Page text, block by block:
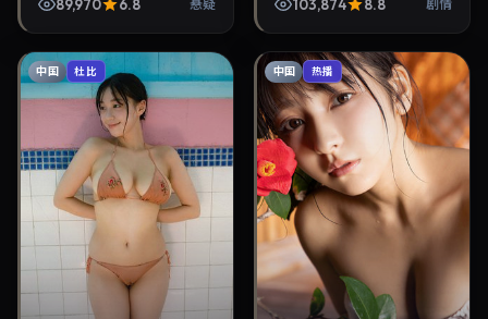
89,970 6.8 悬疑 103,874 8.8 剧情
中国 杜比 中国 热播